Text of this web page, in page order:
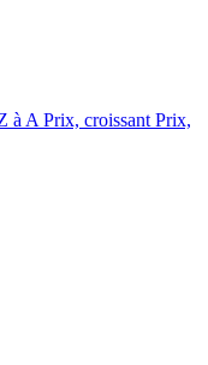
à A Prix, croissant Prix,